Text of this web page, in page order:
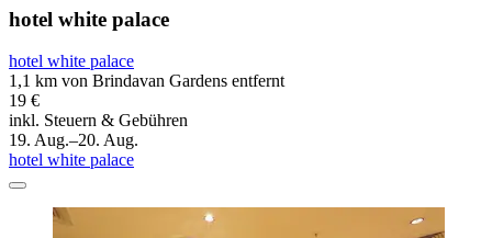
hotel white palace
hotel white palace
1,1 km von Brindavan Gardens entfernt
19 €
inkl. Steuern & Gebühren
19. Aug.–20. Aug.
hotel white palace